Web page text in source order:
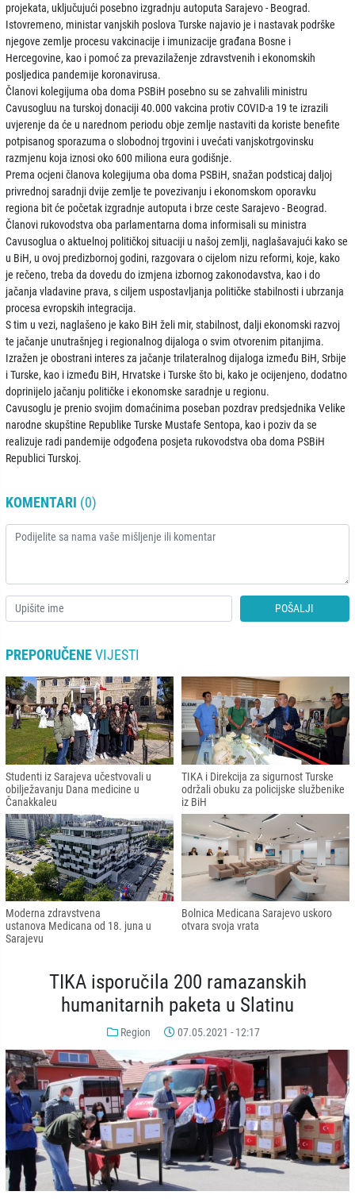
projekata, uključujući posebno izgradnju autoputa Sarajevo - Beograd.
Istovremeno, ministar vanjskih poslova Turske najavio je i nastavak podrške
njegove zemlje procesu vakcinacije i imunizacije građana Bosne i
Hercegovine, kao i pomoć za prevazilaženje zdravstvenih i ekonomskih
posljedica pandemije koronavirusa.
Članovi kolegijuma oba doma PSBiH posebno su se zahvalili ministru
Cavusogluu na turskoj donaciji 40.000 vakcina protiv COVID-a 19 te izrazili
uvjerenje da će u narednom periodu obje zemlje nastaviti da koriste benefite
potpisanog sporazuma o slobodnoj trgovini i uvećati vanjskotrgovinsku
razmjenu koja iznosi oko 600 miliona eura godišnje.
Prema ocjeni članova kolegijuma oba doma PSBiH, snažan podsticaj daljoj
privrednoj saradnji dvije zemlje te povezivanju i ekonomskom oporavku
regiona bit će početak izgradnje autoputa i brze ceste Sarajevo - Beograd.
Članovi rukovodstva oba parlamentarna doma informisali su ministra
Cavusoglua o aktuelnoj političkoj situaciji u našoj zemlji, naglašavajući kako se
u BiH, u ovoj predizbornoj godini, razgovara o cijelom nizu reformi, koje, kako
je rečeno, treba da dovedu do izmjena izbornog zakonodavstva, kao i do
jačanja vladavine prava, s ciljem uspostavljanja političke stabilnosti i ubrzanja
procesa evropskih integracija.
S tim u vezi, naglašeno je kako BiH želi mir, stabilnost, dalji ekonomski razvoj
te jačanje unutrašnjeg i regionalnog dijaloga o svim otvorenim pitanjima.
Izražen je obostrani interes za jačanje trilateralnog dijaloga između BiH, Srbije
i Turske, kao i između BiH, Hrvatske i Turske što bi, kako je ocijenjeno, dodatno
doprinijelo jačanju političke i ekonomske saradnje u regionu.
Cavusoglu je prenio svojim domaćinima poseban pozdrav predsjednika Velike
narodne skupštine Republike Turske Mustafe Sentopa, kao i poziv da se
realizuje radi pandemije odgođena posjeta rukovodstva oba doma PSBiH
Republici Turskoj.
KOMENTARI (0)
POŠALJI
PREPORUČENEVIJESTI
Studenti iz Sarajeva učestvovali u
obilježavanju Dana medicine u
Čanakkaleu
TIKA i Direkcija za sigurnost Turske
održali obuku za policijske službenike
iz BiH
Moderna zdravstvena
ustanova Medicana od 18. juna u
Sarajevu
Bolnica Medicana Sarajevo uskoro
otvara svoja vrata
TIKA isporučila 200 ramazanskih
humanitarnih paketa u Slatinu
Region 07.05.2021 - 12:17